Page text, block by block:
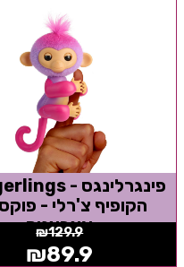
הקופיף צ'רלי -
אצבענים
₪129.9
₪89.9